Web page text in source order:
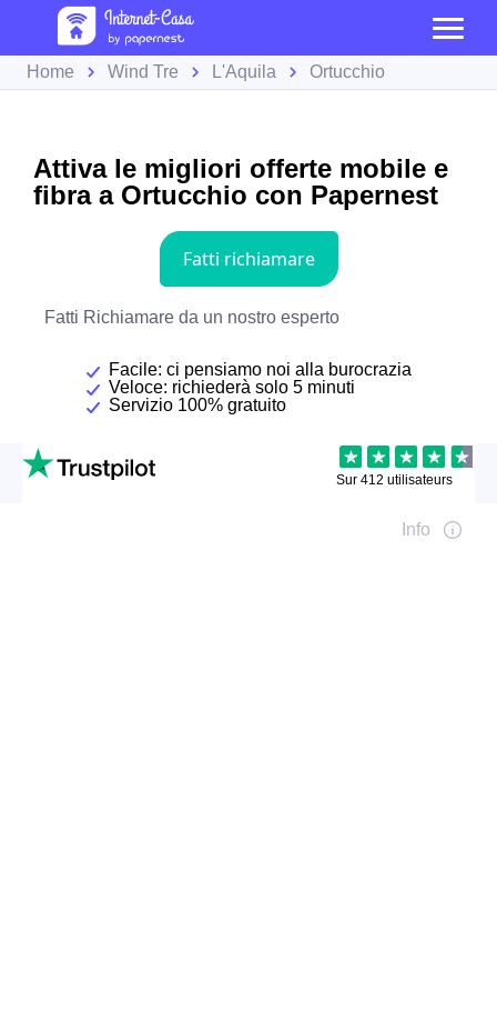
Home Wind Tre L'Aquila Ortucchio